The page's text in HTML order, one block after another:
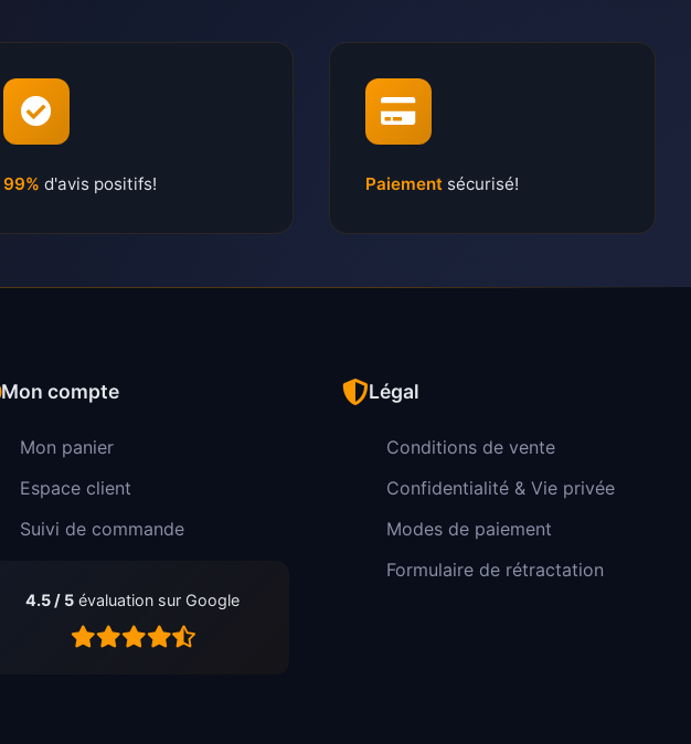
99% d'avis positifs! Paiement sécurisé!
Mon compte
Mon panier
Espace client
Suivi de commande
4.5 / 5 évaluation sur Google
Légal
Conditions de vente
Confidentialité & Vie privée
Modes de paiement
Formulaire de rétractation